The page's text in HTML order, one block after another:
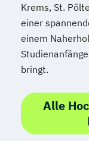
HR:
Reporting
Innovative
Krems, St.
einer
einem
bringt.
Alle